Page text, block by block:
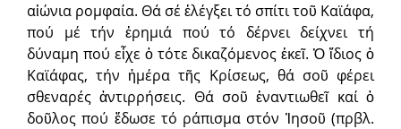
αἰώνια ρομφαία. Θά σέ ἐλέγξει τό σπίτι τοῦ Καϊάφα,
πού μέ τήν ἐρημιά πού τό δέρνει δείχνει τή
δύναμη πού εἶχε ὁ τότε δικαζόμενος ἐκεῖ. Ὁ ἴδιος ὁ
Καϊάφας, τήν ἡμέρα τῆς Κρίσεως, θά σοῦ φέρει
σθεναρές ἀντιρρήσεις. Θά σοῦ ἐναντιωθεῖ καί ὁ
δοῦλος πού ἔδωσε τό ράπισμα στόν Ἰησοῦ (πρβλ.